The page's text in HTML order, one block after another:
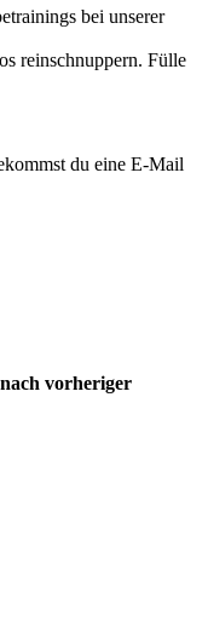
bei unserer
reinschnuppern. Fülle
du eine E-Mail
vorheriger